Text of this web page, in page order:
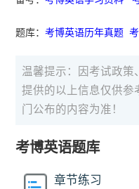
题库：考博英语历年真题
温馨提示：因考试政策
提供的以上信息仅供参
门公布的内容为准！
考博英语题库
章节练习